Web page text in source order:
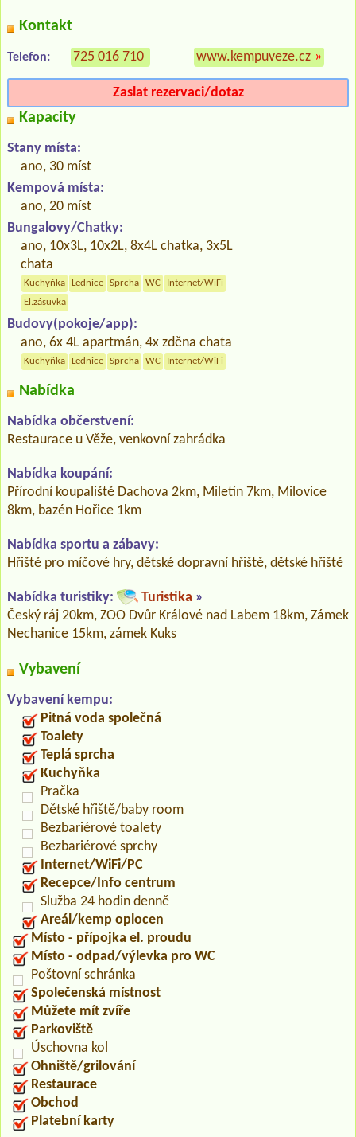
Kontakt
Telefon: 725 016 710 www.kempuveze.cz »
Zaslat rezervaci/dotaz
Kapacity
Stany místa:
ano, 30 míst
Kempová místa:
ano, 20 míst
Bungalovy/Chatky:
ano, 10x3L, 10x2L, 8x4L chatka, 3x5L
chata
Kuchyňka Lednice Sprcha WC
Internet/WiFi
El.zásuvka
Budovy(pokoje/app):
ano, 6x 4L apartmán, 4x zděna chata
Kuchyňka Lednice Sprcha WC Internet/WiFi
Nabídka
Nabídka občerstvení:
Restaurace u Věže, venkovní zahrádka
Nabídka koupání:
Přírodní koupaliště Dachova 2km, Miletín 7km, Milovice
8km, bazén Hořice 1km
Nabídka sportu a zábavy:
Hřiště pro míčové hry, dětské dopravní hřiště, dětské hřiště
Nabídka turistiky: Turistika »
Český ráj 20km, ZOO Dvůr Králové nad Labem 18km, Zámek
Nechanice 15km, zámek Kuks
Vybavení
Vybavení kempu:
Pitná voda společná
Toalety
Teplá sprcha
Kuchyňka
Pračka
Dětské hřiště/baby room
Bezbariérové toalety
Bezbariérové sprchy
Internet/WiFi/PC
Recepce/Info centrum
Služba 24 hodin denně
Areál/kemp oplocen
Místo - přípojka el. proudu
Místo - odpad/výlevka pro WC
Poštovní schránka
Společenská místnost
Můžete mít zvíře
Parkoviště
Úschovna kol
Ohniště/grilování
Restaurace
Obchod
Platební karty